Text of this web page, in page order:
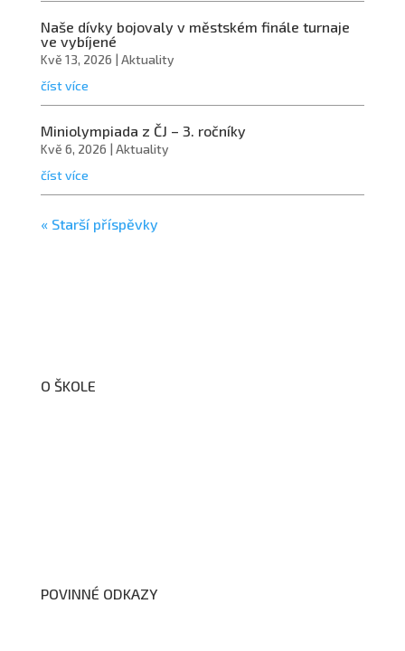
Naše dívky bojovaly v městském finále turnaje
ve vybíjené
Kvě 13, 2026 | Aktuality
číst více
Miniolympiada z ČJ – 3. ročníky
Kvě 6, 2026 | Aktuality
číst více
« Starší příspěvky
O ŠKOLE
POVINNÉ ODKAZY